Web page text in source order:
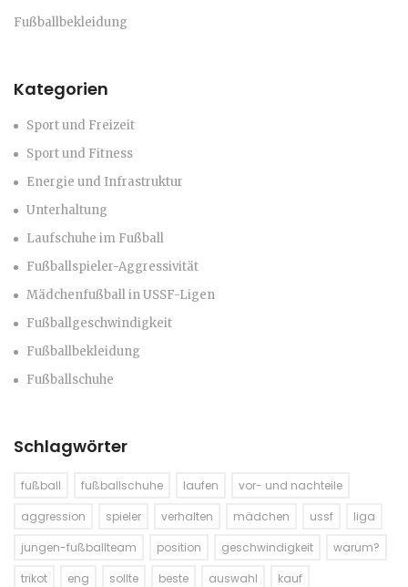
Fußballbekleidung
Kategorien
Sport und Freizeit
Sport und Fitness
Energie und Infrastruktur
Unterhaltung
Laufschuhe im Fußball
Fußballspieler-Aggressivität
Mädchenfußball in USSF-Ligen
Fußballgeschwindigkeit
Fußballbekleidung
Fußballschuhe
Schlagwörter
fußball fußballschuhe laufen
vor- und nachteile
aggression
spieler verhalten mädchen ussf
liga
jungen-fußballteam
position geschwindigkeit
warum?
trikot
eng sollte beste auswahl kauf